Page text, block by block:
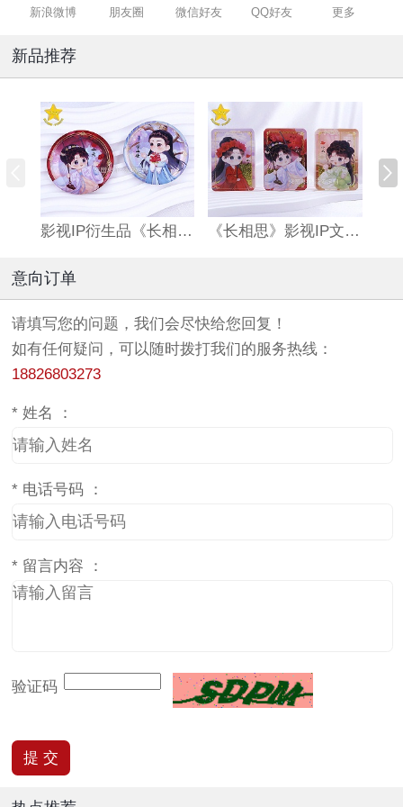
新浪微博 朋友圈 微信好友 QQ好友 更多
新品推荐
影视IP衍生品《长相思》双闪吧唧 《长相思》影视IP文创亚克力流沙麻将
意向订单
请填写您的问题，我们会尽快给您回复！
如有任何疑问，可以随时拨打我们的服务热线：
18826803273
* 姓名 ：
* 电话号码 ：
* 留言内容 ：
验证码